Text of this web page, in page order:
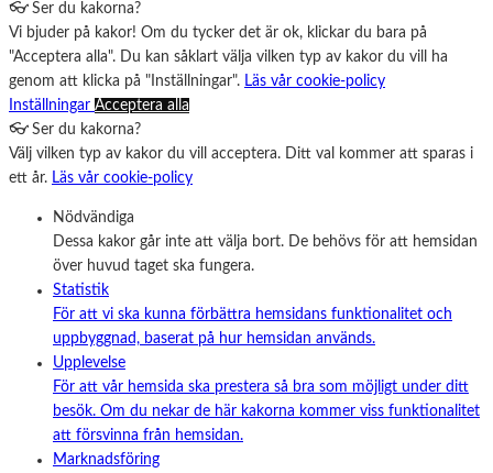
👓 Ser du kakorna?
Vi bjuder på kakor! Om du tycker det är ok, klickar du bara på
"Acceptera alla". Du kan såklart välja vilken typ av kakor du vill ha
genom att klicka på "Inställningar". Läs vår cookie-policy
Inställningar Acceptera alla
👓 Ser du kakorna?
Välj vilken typ av kakor du vill acceptera. Ditt val kommer att sparas i
ett år. Läs vår cookie-policy
Nödvändiga
Dessa kakor går inte att välja bort. De behövs för att hemsidan
över huvud taget ska fungera.
Statistik
För att vi ska kunna förbättra hemsidans funktionalitet och
uppbyggnad, baserat på hur hemsidan används.
Upplevelse
För att vår hemsida ska prestera så bra som möjligt under ditt
besök. Om du nekar de här kakorna kommer viss funktionalitet
att försvinna från hemsidan.
Marknadsföring